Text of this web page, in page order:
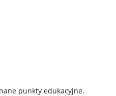
punkty edukacyjne.